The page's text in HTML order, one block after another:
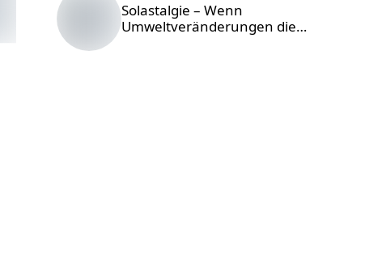
Solastalgie – Wenn
Umweltveränderungen die